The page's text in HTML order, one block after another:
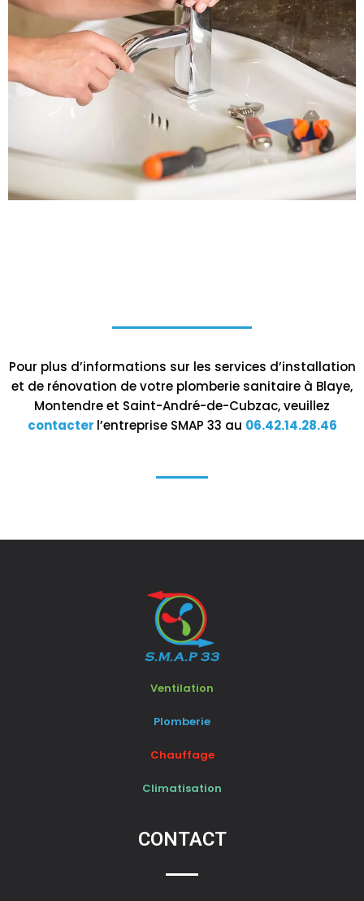
Pour plus d’informations sur les services d’installation
et de rénovation de votre plomberie sanitaire à Blaye,
Montendre et Saint-André-de-Cubzac, veuillez
contacter l’entreprise SMAP 33 au 06.42.14.28.46
Ventilation
Plomberie
Chauffage
Climatisation
CONTACT